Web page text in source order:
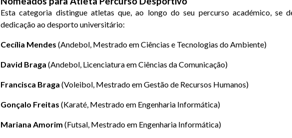
Esta categoria distingue atletas que, ao longo do seu percurso académico, se
dedicação ao desporto universitário:
Cecília Mendes (Andebol, Mestrado em Ciências e Tecnologias do Ambiente)
David Braga (Andebol, Licenciatura em Ciências da Comunicação)
Francisca Braga (Voleibol, Mestrado em Gestão de Recursos Humanos)
Gonçalo Freitas (Karaté, Mestrado em Engenharia Informática)
Mariana Amorim (Futsal, Mestrado em Engenharia Informática)